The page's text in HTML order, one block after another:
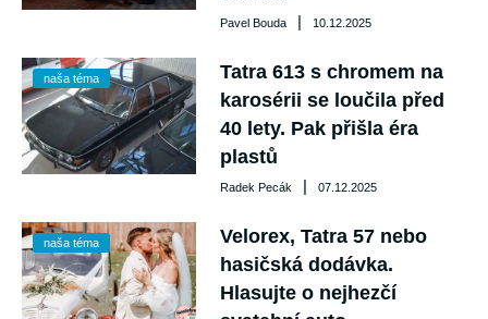
Pavel Bouda | 10.12.2025
naša téma
Tatra 613 s chromem na
karosérii se loučila před
40 lety. Pak přišla éra
plastů
Radek Pecák | 07.12.2025
naša téma
Velorex, Tatra 57 nebo
hasičská dodávka.
Hlasujte o nejhezčí